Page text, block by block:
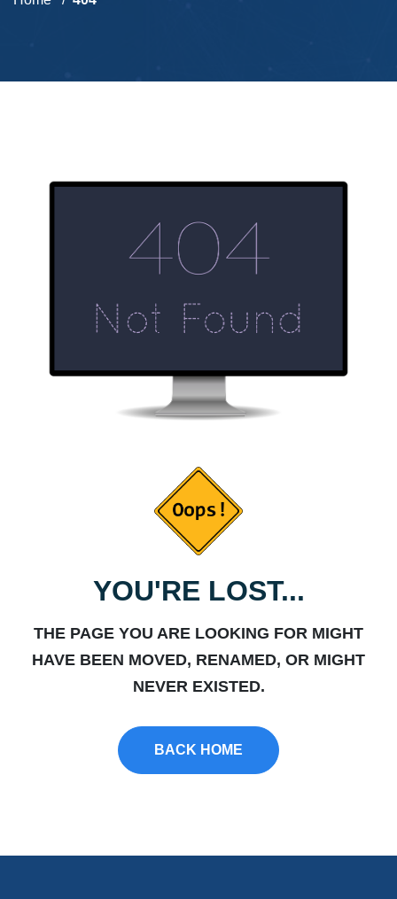
YOU'RE LOST...
THE PAGE YOU ARE LOOKING FOR MIGHT
HAVE BEEN MOVED, RENAMED, OR MIGHT
NEVER EXISTED.
BACK HOME